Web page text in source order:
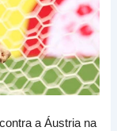
a Áustria na